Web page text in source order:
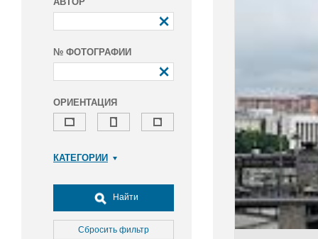
№ ФОТОГРАФИИ
ОРИЕНТАЦИЯ
КАТЕГОРИИ
Досуг, туризм и отдых
Культура
Медицина
Найти
Сбросить фильтр